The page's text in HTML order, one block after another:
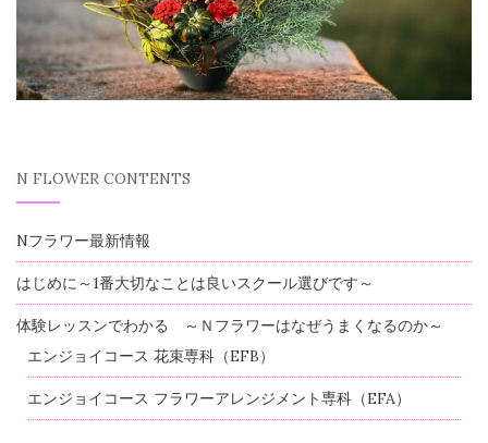
N FLOWER CONTENTS
Nフラワー最新情報
はじめに～1番大切なことは良いスクール選びです～
体験レッスンでわかる ～Ｎフラワーはなぜうまくなるのか～
エンジョイコース 花束専科（EFB）
エンジョイコース フラワーアレンジメント専科（EFA）